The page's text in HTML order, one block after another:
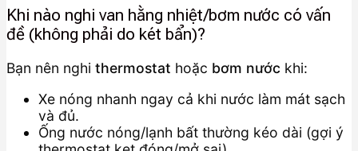
Khi nào nghi van hằng nhiệt/bơm nước có vấn
đề (không phải do két bẩn)?
Bạn nên nghi thermostat hoặc bơm nước khi:
Xe nóng nhanh ngay cả khi nước làm mát sạch
và đủ.
Ống nước nóng/lạnh bất thường kéo dài (gợi ý